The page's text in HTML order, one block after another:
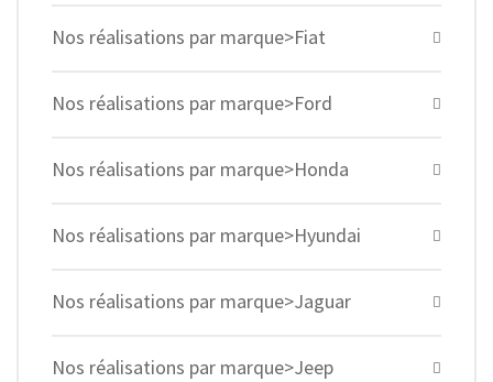
Nos réalisations par marque>Fiat
Nos réalisations par marque>Ford
Nos réalisations par marque>Honda
Nos réalisations par marque>Hyundai
Nos réalisations par marque>Jaguar
Nos réalisations par marque>Jeep